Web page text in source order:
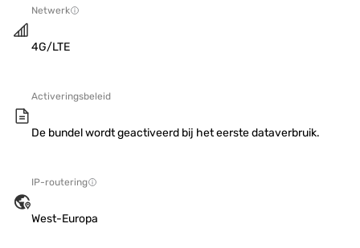
Netwerk
4G/LTE
Activeringsbeleid
De bundel wordt geactiveerd bij het eerste dataverbruik.
IP-routering
West-Europa